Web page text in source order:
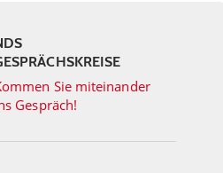
Sie miteinander
Gespräch!